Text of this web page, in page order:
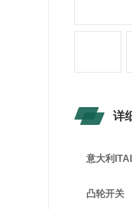
详
意大利
凸轮开关